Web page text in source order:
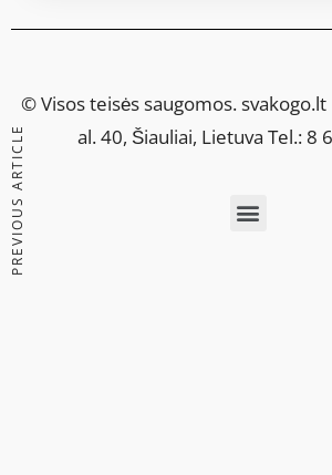
PREVIOUS ARTICLE
© Visos teisės saugomos.svakogo.lt
al. 40, Šiauliai, Lietuva Tel.: 8